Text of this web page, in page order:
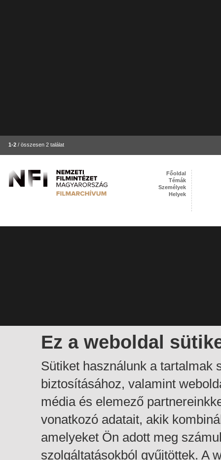
1-2 / összesen 2 találat
Ez a weboldal
Sütiket használunk a tartalmak
biztosításához, valamint
média és elemező
vonatkozó adatait, akik
amelyeket Ön adott meg
szolgáltatásokból gyűjtöttek. A
Főoldal
Témák
Személyek
Helyek